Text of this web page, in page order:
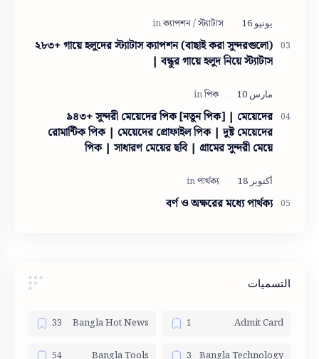
২৮৩+ গায়ে হলুদের স্ট্যাটাস ক্যাপশন (বাছাই করা সুন্দরগুলো)
| বন্ধুর গায়ে হলুদ নিয়ে স্ট্যাটাস
৯৪৩+ সুন্দরী মেয়েদের পিক [নতুন পিক] | মেয়েদের
রোমান্টিক পিক | মেয়েদের প্রোফাইল পিক | দুষ্ট মেয়েদের
পিক | সাধারণ মেয়ের ছবি | গ্রামের সুন্দরী মেয়ে
বর্ণ ও অক্ষরের মধ্যে পার্থক্য
التسميات
Admit Card
Bangla Hot News
Bangla Technology
Bangla Tools